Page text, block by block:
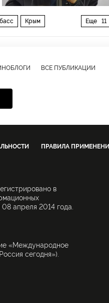
Еще 11
Крым
ВСЕ ПУБЛИКАЦИИ
ПРАВИЛА
в
апреля 2014 года.
«Международное
сегодня»).